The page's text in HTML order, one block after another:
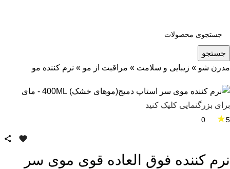
جستجو
مدرن شو » زیبایی و سلامت » مراقبت از مو » نرم کننده مو
برای بزرگنمایی کلیک کنید
5
★
نرم کننده فوق العاده قوی موی سر